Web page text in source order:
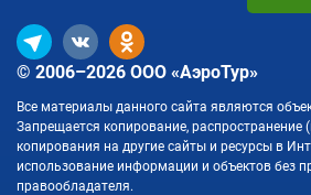
© 2006–2026 ООО «АэроТур»
Все материалы данного сайта являются
Запрещается копирование, распространение
копирования на другие сайты и ресурсы в
использование информации и объектов без
правообладателя.